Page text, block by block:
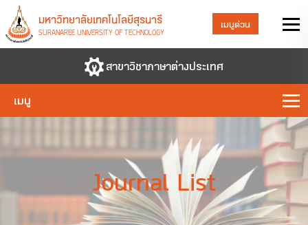
มหาวิทยาลัยเทคโนโลยีสุรนารี
SURANAREE UNIVERSITY OF TECHNOLOGY
เมนูด่วน
สาขาวิชาภาษาต่างประเทศ
เมนู
Journal List